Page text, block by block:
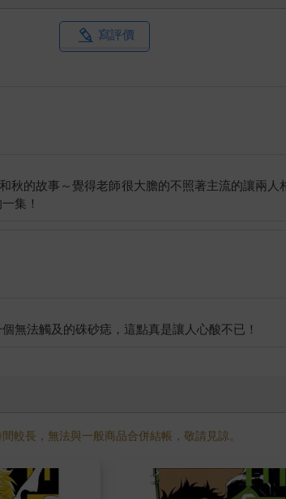
寫評價
秋的故事～覺得老師很大膽的不照著主流的讓兩
較長，無法與一般商品合併結帳，敬請見諒。